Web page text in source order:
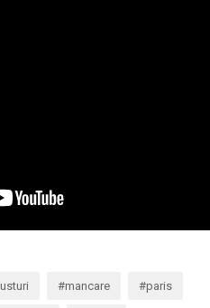
mancare paris